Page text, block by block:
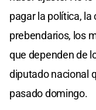
pagar la política,
prebendarios, los
que dependen de
diputado nacional
pasado domingo.